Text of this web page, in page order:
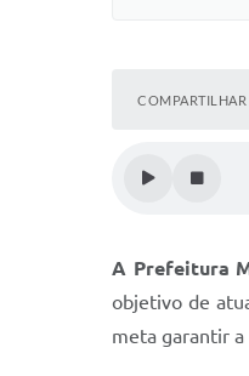
COMPARTILHAR
A Prefeitura
objetivo de
meta garantir